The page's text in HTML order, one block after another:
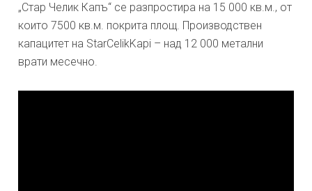
„Стар Челик Капъ“ се разпростира на 15 000 кв.м., от
които 7500 кв.м. покрита площ. Производствен
капацитет на StarCelikKapi – над 12 000 метални
врати месечно.